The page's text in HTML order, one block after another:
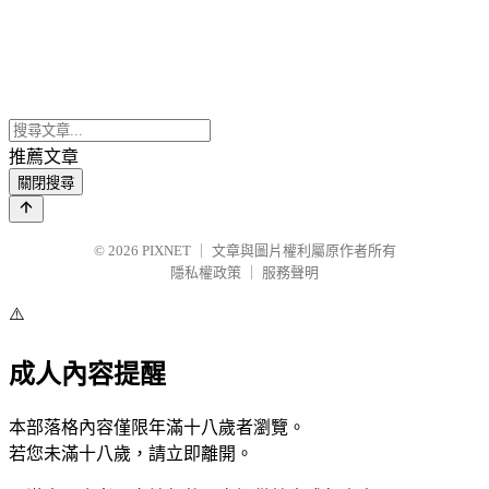
推薦文章
關閉搜尋
© 2026 PIXNET
文章與圖片權利屬原作者所有
隱私權政策
服務聲明
⚠️
成人內容提醒
本部落格內容僅限年滿十八歲者瀏覽。
若您未滿十八歲，請立即離開。